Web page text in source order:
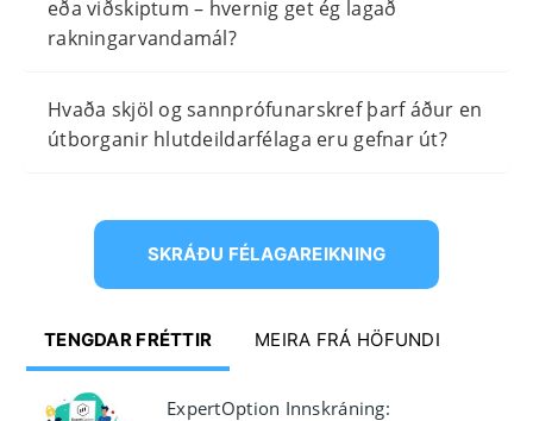
eða viðskiptum – hvernig get ég lagað
rakningarvandamál?
Hvaða skjöl og sannprófunarskref þarf áður en
útborganir hlutdeildarfélaga eru gefnar út?
SKRÁÐU FÉLAGAREIKNING
TENGDAR FRÉTTIR MEIRA FRÁ HÖFUNDI
ExpertOption Innskráning: